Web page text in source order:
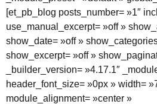
[et_pb_blog posts_number= »1″
use_manual_excerpt= »off »
show_date= »off »
show_excerpt= »off »
_builder_version= »4.17.1″
header_font_size= »0px » width=
module_alignment= »center »